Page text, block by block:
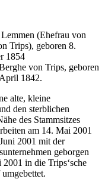
(Ehefrau von
Trips), geboren 8.
1854
von Trips, geboren
1842.
alte, kleine
den sterblichen
des Stammsitzes
am 14. Mai 2001
2001 mit der
geborgen
in die Trips‘sche